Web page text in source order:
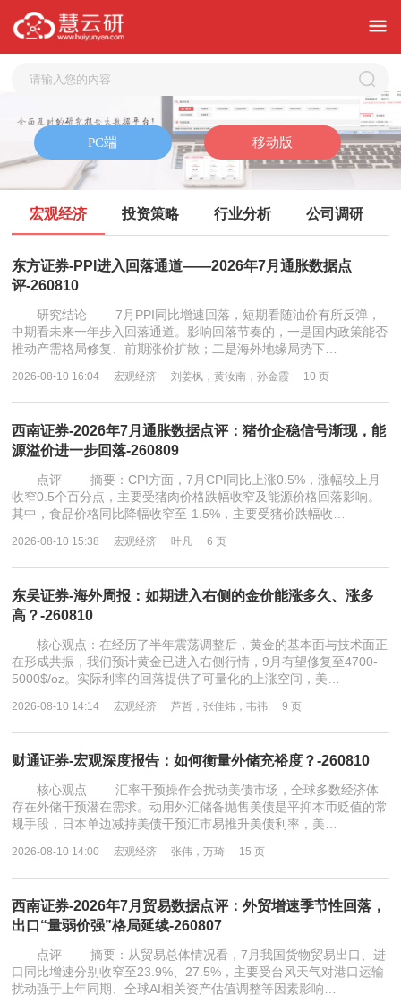
宏观经济 投资策略 行业分析 公司调研
东方证券-PPI进入回落通道——2026年7月通胀数据点
评-260810
研究结论 7月PPI同比增速回落，短期看随油价有所反弹，
中期看未来一年步入回落通道。影响回落节奏的，一是国内政策能否
推动产需格局修复、前期涨价扩散；二是海外地缘局势下…
2026-08-10 16:04 宏观经济 刘姜枫，黄汝南，孙金霞 10 页
西南证券-2026年7月通胀数据点评：猪价企稳信号渐现，能
源溢价进一步回落-260809
点评 摘要：CPI方面，7月CPI同比上涨0.5%，涨幅较上月
收窄0.5个百分点，主要受猪肉价格跌幅收窄及能源价格回落影响。
其中，食品价格同比降幅收窄至-1.5%，主要受猪价跌幅收…
2026-08-10 15:38 宏观经济 叶凡 6 页
东吴证券-海外周报：如期进入右侧的金价能涨多久、涨多
高？-260810
核心观点：在经历了半年震荡调整后，黄金的基本面与技术面正
在形成共振，我们预计黄金已进入右侧行情，9月有望修复至4700-
5000$/oz。实际利率的回落提供了可量化的上涨空间，美…
2026-08-10 14:14 宏观经济 芦哲，张佳炜，韦祎 9 页
财通证券-宏观深度报告：如何衡量外储充裕度？-260810
核心观点 汇率干预操作会扰动美债市场，全球多数经济体
存在外储干预潜在需求。动用外汇储备抛售美债是平抑本币贬值的常
规手段，日本单边减持美债干预汇市易推升美债利率，美…
2026-08-10 14:00 宏观经济 张伟，万琦 15 页
西南证券-2026年7月贸易数据点评：外贸增速季节性回落，
出口“量弱价强”格局延续-260807
点评 摘要：从贸易总体情况看，7月我国货物贸易出口、进
口同比增速分别收窄至23.9%、27.5%，主要受台风天气对港口运输
扰动强于上年同期、全球AI相关资产估值调整等因素影响…